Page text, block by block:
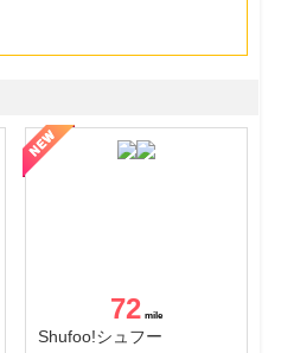
72
Shufoo!シュフー